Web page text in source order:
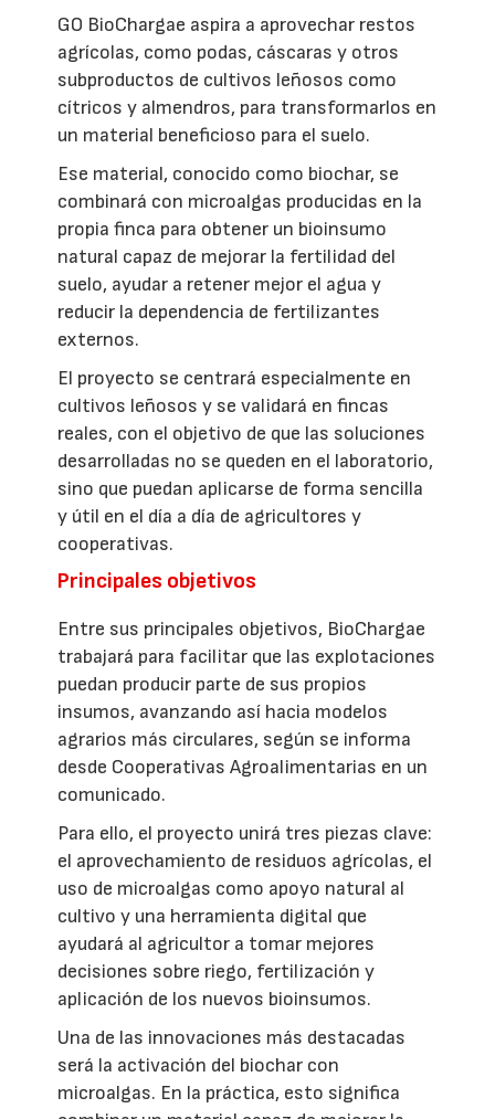
GO BioChargae aspira a aprovechar restos
agrícolas, como podas, cáscaras y otros
subproductos de cultivos leñosos como
cítricos y almendros, para transformarlos en
un material beneficioso para el suelo.
Ese material, conocido como biochar, se
combinará con microalgas producidas en la
propia finca para obtener un bioinsumo
natural capaz de mejorar la fertilidad del
suelo, ayudar a retener mejor el agua y
reducir la dependencia de fertilizantes
externos.
El proyecto se centrará especialmente en
cultivos leñosos y se validará en fincas
reales, con el objetivo de que las soluciones
desarrolladas no se queden en el laboratorio,
sino que puedan aplicarse de forma sencilla
y útil en el día a día de agricultores y
cooperativas.
Principales objetivos
Entre sus principales objetivos, BioChargae
trabajará para facilitar que las explotaciones
puedan producir parte de sus propios
insumos, avanzando así hacia modelos
agrarios más circulares, según se informa
desde Cooperativas Agroalimentarias en un
comunicado.
Para ello, el proyecto unirá tres piezas clave:
el aprovechamiento de residuos agrícolas, el
uso de microalgas como apoyo natural al
cultivo y una herramienta digital que
ayudará al agricultor a tomar mejores
decisiones sobre riego, fertilización y
aplicación de los nuevos bioinsumos.
Una de las innovaciones más destacadas
será la activación del biochar con
microalgas. En la práctica, esto significa